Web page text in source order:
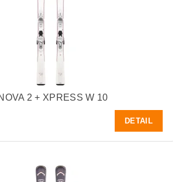
2 + XPRESS W 10
DETAIL